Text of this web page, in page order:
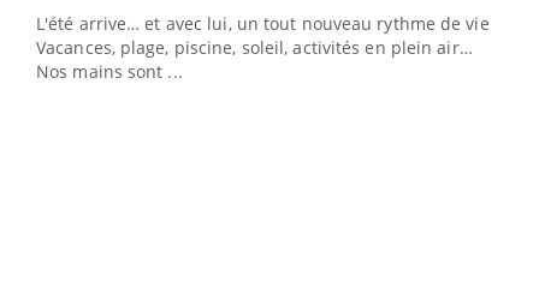
L'été arrive… et avec lui, un tout nouveau rythme de vie !
Vacances, plage, piscine, soleil, activités en plein air…
Nos mains sont ...